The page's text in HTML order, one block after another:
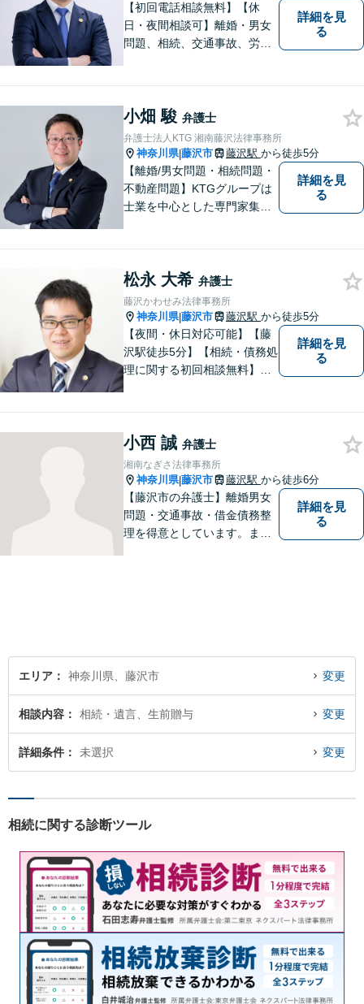
【初回電話相談無料】【休
日・夜間相談可】離婚・男女
問題、相続、交通事故、労働
談者様の想いや立場を丁寧に
くみ取り、最善の解決を目指
して参ります。【湘南台駅0
分】
詳細を見
る
小畑 駿 弁護士
弁護士法人KTG 湘南藤沢法律事務所
神奈川県|藤沢市 藤沢駅 から徒歩5分
【離婚/男女問題・相続問題・
不動産問題】KTGグループは
士業を中心とした専門家集団
トップサービスを提供してい
ます。【WEB相談可】【カー
ド払い・分割払い可】
詳細を見
る
松永 大希 弁護士
藤沢かわせみ法律事務所
神奈川県|藤沢市 藤沢駅 から徒歩5分
【夜間・休日対応可能】【藤
沢駅徒歩5分】【相続・債務処
理に関する初回相談無料】お
詳細を見
る
小西 誠 弁護士
湘南なぎさ法律事務所
神奈川県|藤沢市 藤沢駅 から徒歩6分
【藤沢市の弁護士】離婚男女
問題・交通事故・借金債務整
理を得意としています。ま
詳細を見
る
エリア 神奈川県、藤沢市 変更
相談内容 相続・遺言、生前贈与 変更
詳細条件 未選択 変更
相続に関する診断ツール